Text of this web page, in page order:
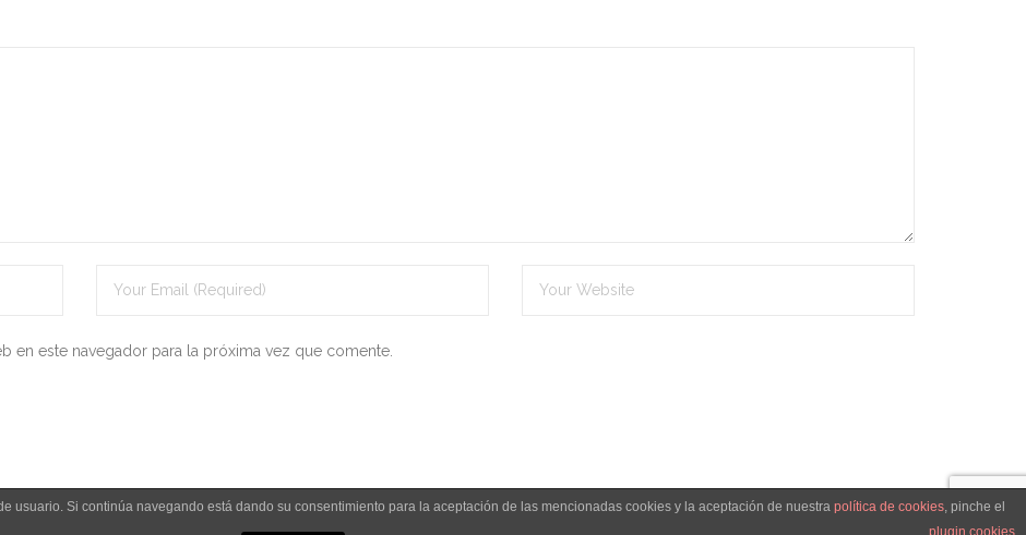
en este navegador para la próxima vez que comente.
Aviso legal y política de privacidad
usuario. Si continúa navegando está dando su consentimiento para la aceptación de las mencionadas cookies y la aceptación de nuestra política de cookies, pinche el
plugin cookies